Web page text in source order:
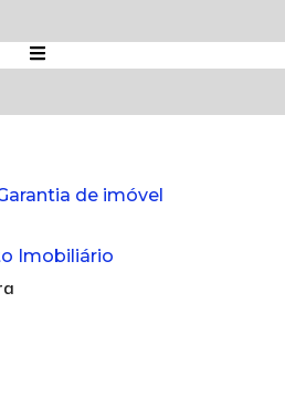
de imóvel
Imobiliário